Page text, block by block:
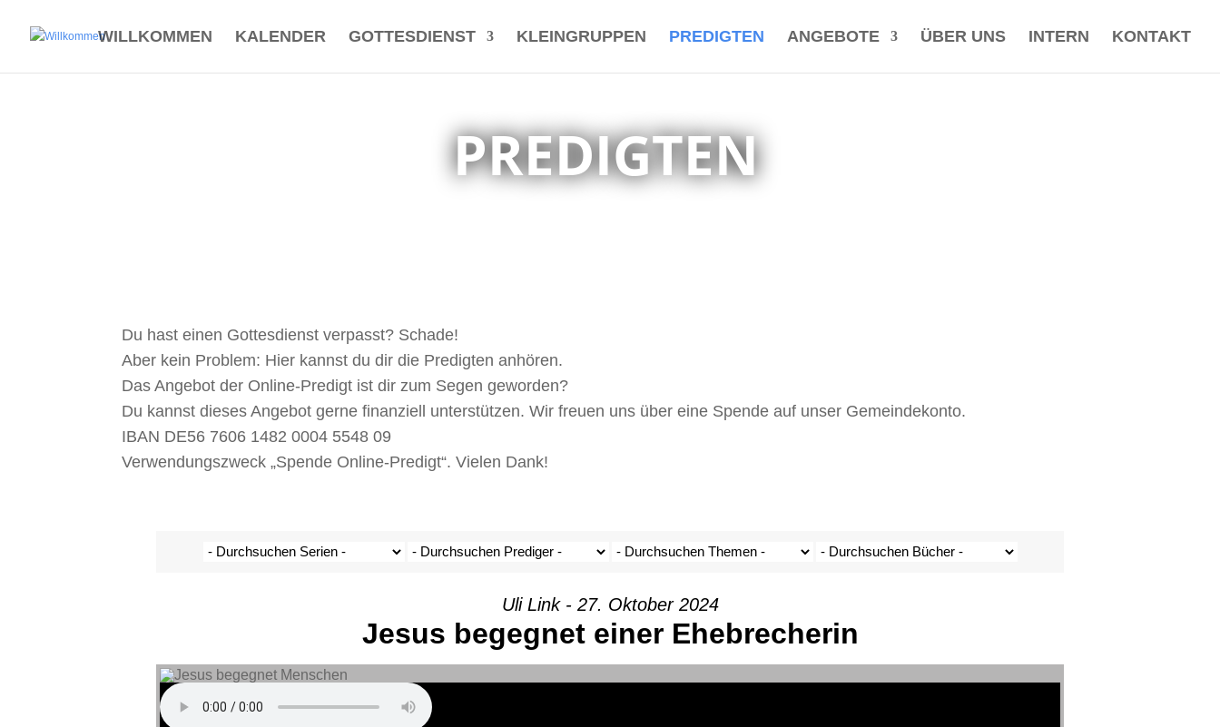
WILLKOMMEN KALENDER GOTTESDIENST KLEINGRUPPEN PREDIGTEN ANGEBOTE ÜBER UNS INTERN KONTAKT
PREDIGTEN
Du hast einen Gottesdienst verpasst? Schade!
Aber kein Problem: Hier kannst du dir die Predigten anhören.
Das Angebot der Online-Predigt ist dir zum Segen geworden?
Du kannst dieses Angebot gerne finanziell unterstützen. Wir freuen uns über eine Spende auf unser Gemeindekonto.
IBAN DE56 7606 1482 0004 5548 09
Verwendungszweck „Spende Online-Predigt“. Vielen Dank!
Uli Link - 27. Oktober 2024
Jesus begegnet einer Ehebrecherin